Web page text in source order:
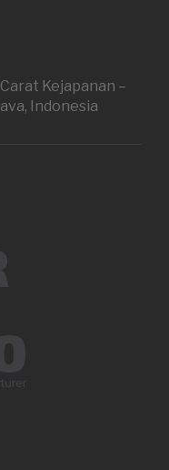
Kejapanan –
Indonesia